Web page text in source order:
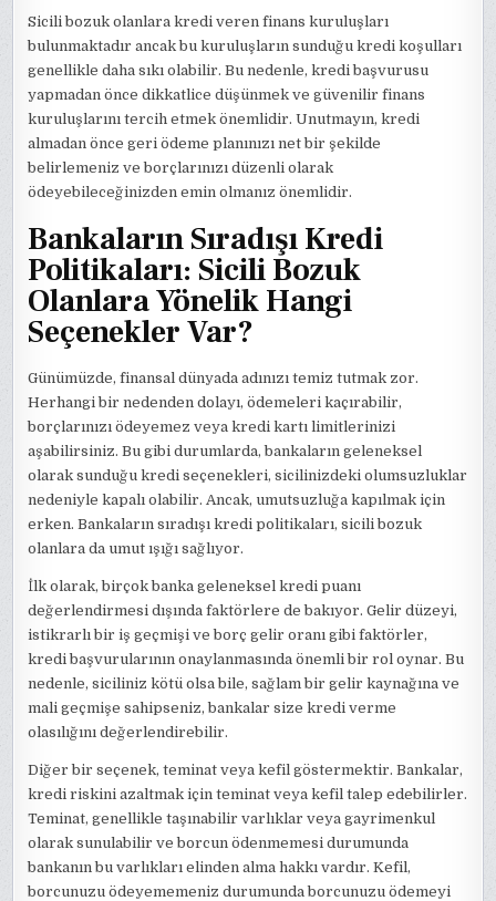
Sicili bozuk olanlara kredi veren finans kuruluşları
bulunmaktadır ancak bu kuruluşların sunduğu kredi koşulları
genellikle daha sıkı olabilir. Bu nedenle, kredi başvurusu
yapmadan önce dikkatlice düşünmek ve güvenilir finans
kuruluşlarını tercih etmek önemlidir. Unutmayın, kredi
almadan önce geri ödeme planınızı net bir şekilde
belirlemeniz ve borçlarınızı düzenli olarak
ödeyebileceğinizden emin olmanız önemlidir.
Bankaların Sıradışı Kredi
Politikaları: Sicili Bozuk
Olanlara Yönelik Hangi
Seçenekler Var?
Günümüzde, finansal dünyada adınızı temiz tutmak zor.
Herhangi bir nedenden dolayı, ödemeleri kaçırabilir,
borçlarınızı ödeyemez veya kredi kartı limitlerinizi
aşabilirsiniz. Bu gibi durumlarda, bankaların geleneksel
olarak sunduğu kredi seçenekleri, sicilinizdeki olumsuzluklar
nedeniyle kapalı olabilir. Ancak, umutsuzluğa kapılmak için
erken. Bankaların sıradışı kredi politikaları, sicili bozuk
olanlara da umut ışığı sağlıyor.
İlk olarak, birçok banka geleneksel kredi puanı
değerlendirmesi dışında faktörlere de bakıyor. Gelir düzeyi,
istikrarlı bir iş geçmişi ve borç gelir oranı gibi faktörler,
kredi başvurularının onaylanmasında önemli bir rol oynar. Bu
nedenle, siciliniz kötü olsa bile, sağlam bir gelir kaynağına ve
mali geçmişe sahipseniz, bankalar size kredi verme
olasılığını değerlendirebilir.
Diğer bir seçenek, teminat veya kefil göstermektir. Bankalar,
kredi riskini azaltmak için teminat veya kefil talep edebilirler.
Teminat, genellikle taşınabilir varlıklar veya gayrimenkul
olarak sunulabilir ve borcun ödenmemesi durumunda
bankanın bu varlıkları elinden alma hakkı vardır. Kefil,
borcunuzu ödeyememeniz durumunda borcunuzu ödemeyi